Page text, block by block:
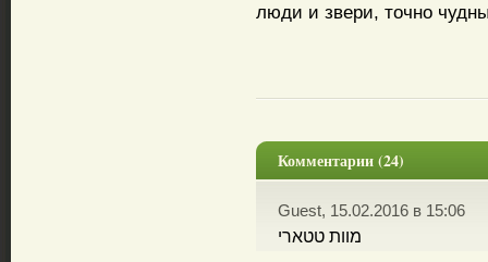
люди и звери, точно
Комментарии (24)
Guest, 15.02.2016 в 15:06
מוות טטארי